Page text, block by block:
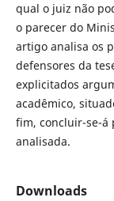
qual o juiz não
o parecer do
artigo analisa os
defensores da
explicitados
acadêmico,
fim, concluir-se-á
analisada.
Downloads